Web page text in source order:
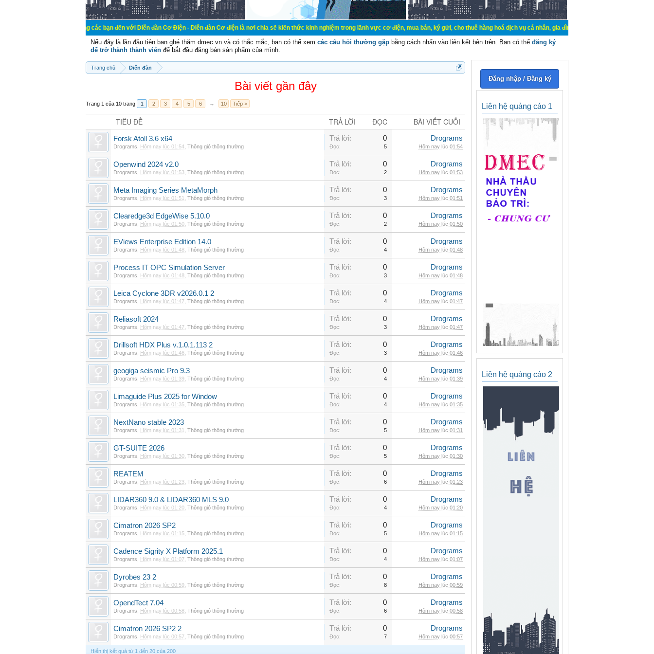
Chào mừng các bạn đến với Diễn đàn Cơ Điện - Diễn đàn Cơ điện là nơi chia sẽ kiến thức kinh nghiệm trong lãnh vực cơ điện, mua bán, ký gửi, cho thuê hàng hoá dịch vụ cá nhân, gia đình. Mua bán, ký gửi, cho thuê thiết bị hệ
Nếu đây là lần đầu tiên bạn ghé thăm dmec.vn và có thắc mắc, bạn có thể xem các câu hỏi thường gặp bằng cách nhấn vào liên kết bên trên. Bạn có thể đăng ký
để trở thành thành viên để bắt đầu đăng bán sản phẩm của mình.
Trang chủ Diễn đàn
Bài viết gần đây
Trang 1 của 10 trang 1 2 3 4 5 6 → 10 Tiếp >
TIÊU ĐỀ TRẢ LỜI ĐỌC BÀI VIẾT CUỐI
Forsk Atoll 3.6 x64
Drograms Hôm nay lúc 01:54 Thông gió thông thường
Trả lời: 0
Đọc: 5
Drograms
Hôm nay lúc 01:54
Openwind 2024 v2.0
Drograms Hôm nay lúc 01:53 Thông gió thông thường
Trả lời: 0
Đọc: 2
Drograms
Hôm nay lúc 01:53
Meta Imaging Series MetaMorph
Drograms Hôm nay lúc 01:51 Thông gió thông thường
Trả lời: 0
Đọc: 3
Drograms
Hôm nay lúc 01:51
Clearedge3d EdgeWise 5.10.0
Drograms Hôm nay lúc 01:50 Thông gió thông thường
Trả lời: 0
Đọc: 2
Drograms
Hôm nay lúc 01:50
EViews Enterprise Edition 14.0
Drograms Hôm nay lúc 01:48 Thông gió thông thường
Trả lời: 0
Đọc: 4
Drograms
Hôm nay lúc 01:48
Process IT OPC Simulation Server
Drograms Hôm nay lúc 01:48 Thông gió thông thường
Trả lời: 0
Đọc: 3
Drograms
Hôm nay lúc 01:48
Leica Cyclone 3DR v2026.0.1 2
Drograms Hôm nay lúc 01:47 Thông gió thông thường
Trả lời: 0
Đọc: 4
Drograms
Hôm nay lúc 01:47
Reliasoft 2024
Drograms Hôm nay lúc 01:47 Thông gió thông thường
Trả lời: 0
Đọc: 3
Drograms
Hôm nay lúc 01:47
Drillsoft HDX Plus v.1.0.1.113 2
Drograms Hôm nay lúc 01:46 Thông gió thông thường
Trả lời: 0
Đọc: 3
Drograms
Hôm nay lúc 01:46
geogiga seismic Pro 9.3
Drograms Hôm nay lúc 01:39 Thông gió thông thường
Trả lời: 0
Đọc: 4
Drograms
Hôm nay lúc 01:39
Limaguide Plus 2025 for Window
Drograms Hôm nay lúc 01:35 Thông gió thông thường
Trả lời: 0
Đọc: 4
Drograms
Hôm nay lúc 01:35
NextNano stable 2023
Drograms Hôm nay lúc 01:31 Thông gió thông thường
Trả lời: 0
Đọc: 5
Drograms
Hôm nay lúc 01:31
GT-SUITE 2026
Drograms Hôm nay lúc 01:30 Thông gió thông thường
Trả lời: 0
Đọc: 5
Drograms
Hôm nay lúc 01:30
REATEM
Drograms Hôm nay lúc 01:23 Thông gió thông thường
Trả lời: 0
Đọc: 6
Drograms
Hôm nay lúc 01:23
LIDAR360 9.0 & LIDAR360 MLS 9.0
Drograms Hôm nay lúc 01:20 Thông gió thông thường
Trả lời: 0
Đọc: 4
Drograms
Hôm nay lúc 01:20
Cimatron 2026 SP2
Drograms Hôm nay lúc 01:15 Thông gió thông thường
Trả lời: 0
Đọc: 5
Drograms
Hôm nay lúc 01:15
Cadence Sigrity X Platform 2025.1
Drograms Hôm nay lúc 01:07 Thông gió thông thường
Trả lời: 0
Đọc: 4
Drograms
Hôm nay lúc 01:07
Dyrobes 23 2
Drograms Hôm nay lúc 00:59 Thông gió thông thường
Trả lời: 0
Đọc: 8
Drograms
Hôm nay lúc 00:59
OpendTect 7.04
Drograms Hôm nay lúc 00:58 Thông gió thông thường
Trả lời: 0
Đọc: 6
Drograms
Hôm nay lúc 00:58
Cimatron 2026 SP2 2
Drograms Hôm nay lúc 00:57 Thông gió thông thường
Trả lời: 0
Đọc: 7
Drograms
Hôm nay lúc 00:57
Hiển thị kết quả từ 1 đến 20 của 200
Đăng nhập / Đăng ký
Liên hệ quảng cáo 1
Liên hệ quảng cáo 2